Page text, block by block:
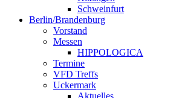
Schweinfurt
Berlin/Brandenburg
Vorstand
Messen
HIPPOLOGICA
Termine
VFD Treffs
Uckermark
Aktuelles